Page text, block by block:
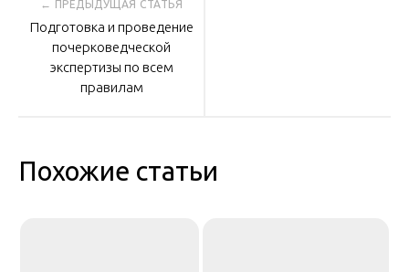
по
записям
Подготовка и проведение
почерковедческой
экспертизы по всем
правилам
Похожие статьи